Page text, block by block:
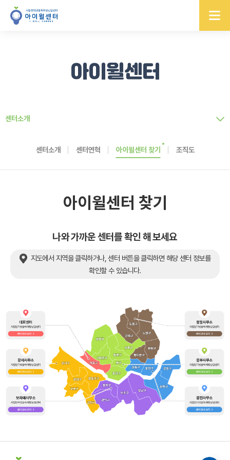
아이윌센터
센터소개
센터소개 센터연혁 아이윌센터 찾기 조직도
아이윌센터 찾기
나와 가까운 센터를 확인 해 보세요
지도에서 지역을 클릭하거나, 센터 버튼을 클릭하면 해당 센터 정보를
확인할 수 있습니다.